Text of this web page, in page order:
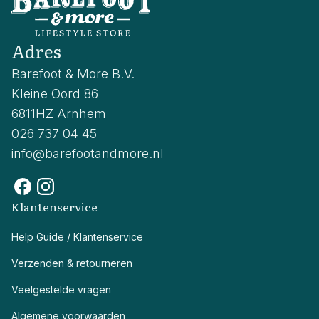
Adres
Barefoot & More B.V.
Kleine Oord 86
6811HZ Arnhem
026 737 04 45
info@barefootandmore.nl
Klantenservice
Help Guide / Klantenservice
Verzenden & retourneren
Veelgestelde vragen
Algemene voorwaarden